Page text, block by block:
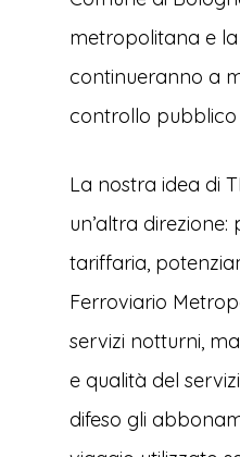
metropolitana e
continueranno a
controllo pubblico
La nostra idea di
un’altra
tariffaria,
Ferroviario
servizi notturni,
e qualità del
difeso gli